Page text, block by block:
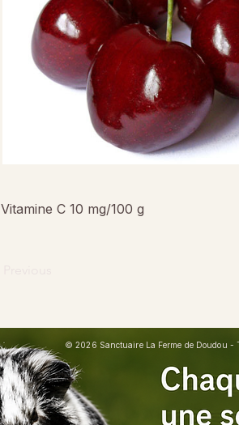
Vitamine C 10 mg/100 g
© 2026 Sanctuaire La Ferme de Doudou -